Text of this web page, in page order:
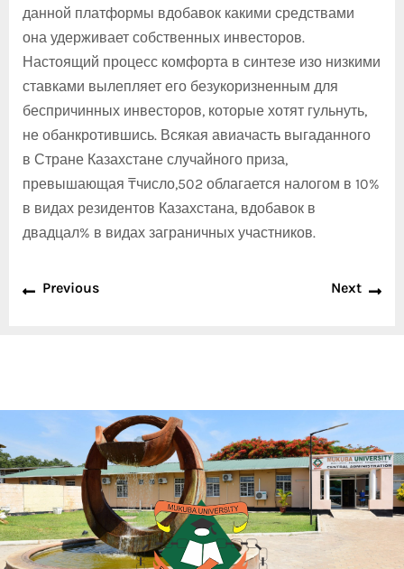
данной платформы вдобавок какими средствами
она удерживает собственных инвесторов.
Настоящий процесс комфорта в синтезе изо низкими
ставками вылепляет его безукоризненным для
беспричинных инвесторов, которые хотят гульнуть,
не обанкротившись. Всякая авиачасть выгаданного
в Стране Казахстане случайного приза,
превышающая ₸число,502 облагается налогом в 10%
в видах резидентов Казахстана, вдобавок в
двадцал% в видах заграничных участников.
Previous Next